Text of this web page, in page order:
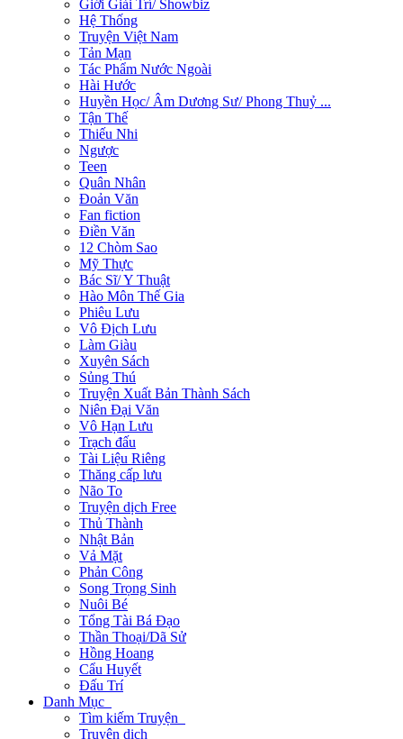
Giới Giải Trí/ Showbiz
Hệ Thống
Truyện Việt Nam
Tản Mạn
Tác Phẩm Nước Ngoài
Hài Hước
Huyền Học/ Âm Dương Sư/ Phong Thuỷ ...
Tận Thế
Thiếu Nhi
Ngược
Teen
Quân Nhân
Đoản Văn
Fan fiction
Điền Văn
12 Chòm Sao
Mỹ Thực
Bác Sĩ/ Y Thuật
Hào Môn Thế Gia
Phiêu Lưu
Vô Địch Lưu
Làm Giàu
Xuyên Sách
Sủng Thú
Truyện Xuất Bản Thành Sách
Niên Đại Văn
Vô Hạn Lưu
Trạch đấu
Tài Liệu Riêng
Thăng cấp lưu
Não To
Truyện dịch Free
Thủ Thành
Nhật Bản
Vả Mặt
Phản Công
Song Trọng Sinh
Nuôi Bé
Tổng Tài Bá Đạo
Thần Thoại/Dã Sử
Hồng Hoang
Cẩu Huyết
Đấu Trí
Danh Mục
Tìm kiếm Truyện
Truyện dịch